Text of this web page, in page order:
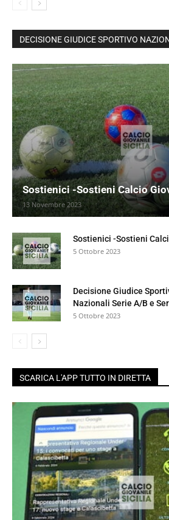
DECISIONE GIUDICE SPORTIVO
Sostienici -Sostieni Calcio
13 Novembre 2023
Sostienici -Sostieni
5 Ottobre 2023
Decisione Giudice
Nazionali Serie A/B e
5 Ottobre 2023
SCARICA L'APP TUTTO IN DIRETTA